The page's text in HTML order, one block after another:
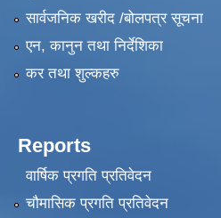
सार्वजनिक खरीद /बोलपत्र सूचना
एन, कानुन तथा निर्देशिका
कर तथा शुल्कहरु
Reports
वार्षिक प्रगति प्रतिवेदन
चौमासिक प्रगति प्रतिवेदन